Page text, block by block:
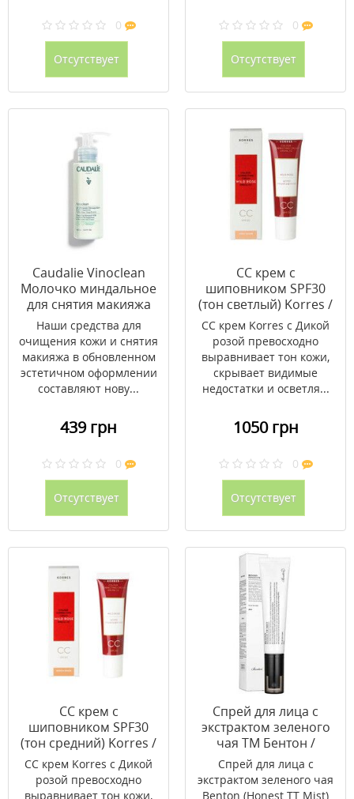
0
Отсутствует
0
Отсутствует
Caudalie Vinoclean
Молочко миндальное
для снятия макияжа
100 мл
Наши средства для
очищения кожи и снятия
макияжа в обновленном
эстетичном оформлении
составляют нову...
439 грн
0
Отсутствует
CC крем с
шиповником SPF30
(тон светлый) Korres /
Коррес 30 мл
СС крем Korres с Дикой
розой превосходно
выравнивает тон кожи,
скрывает видимые
недостатки и осветля...
1050 грн
0
Отсутствует
CC крем с
шиповником SPF30
(тон средний) Korres /
Коррес 30 мл
СС крем Korres с Дикой
розой превосходно
выравнивает тон кожи,
Cпрей для лица с
экстрактом зеленого
чая ТМ Бентон /
Benton 40 мл
Спрей для лица c
экстрактом зеленого чая
Benton (Honest TT Mist)